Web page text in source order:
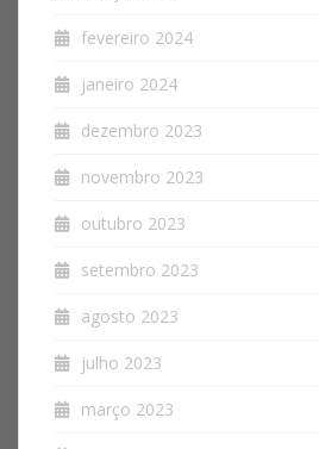
fevereiro 2024
janeiro 2024
dezembro 2023
novembro 2023
outubro 2023
setembro 2023
agosto 2023
julho 2023
março 2023